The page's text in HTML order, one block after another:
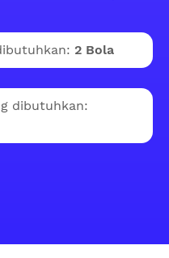
2 Bola
dibutuhkan: